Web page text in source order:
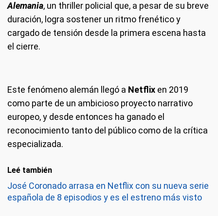
Alemania, un thriller policial que, a pesar de su breve
duración, logra sostener un ritmo frenético y
cargado de tensión desde la primera escena hasta
el cierre.
Este fenómeno alemán llegó a Netflix en 2019
como parte de un ambicioso proyecto narrativo
europeo, y desde entonces ha ganado el
reconocimiento tanto del público como de la crítica
especializada.
Leé también
José Coronado arrasa en Netflix con su nueva serie
española de 8 episodios y es el estreno más visto